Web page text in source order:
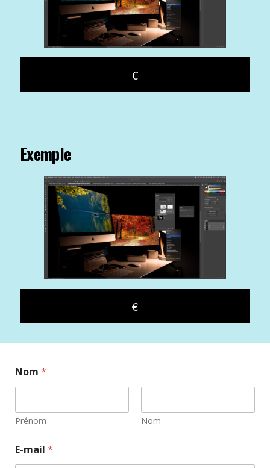
€
Exemple
€
Nom *
Prénom Nom
E-mail *